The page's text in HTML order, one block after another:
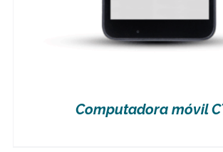
Computadora móvil